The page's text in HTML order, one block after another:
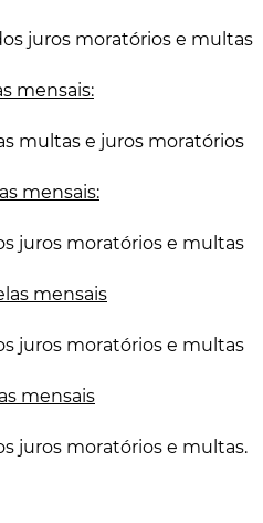
juros moratórios e multas
mensais:
multas e juros moratórios
mensais:
juros moratórios e multas
mensais
juros moratórios e multas
mensais
juros moratórios e multas.